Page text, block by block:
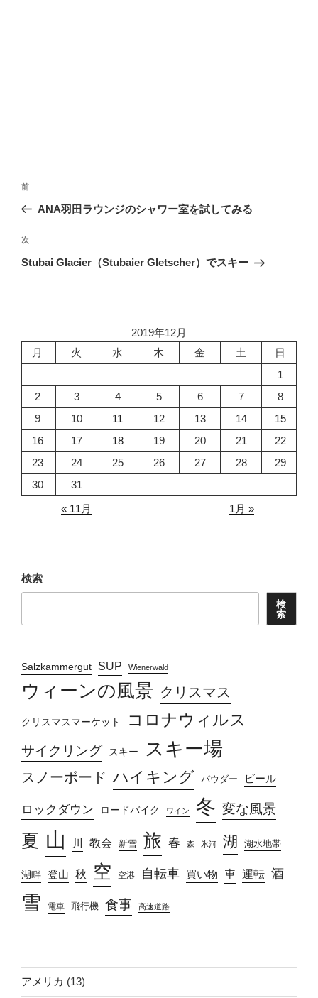
投
ナ
ビ
ゲ
ン
前
の
稿
前
ANA羽田ラウンジのシャワー室を試してみる
次
の
次
Stubai Glacier（Stubaier Gletscher）でスキー
2019年12月
月
火 水 木 金 土
日
1
2
3 4 5 6 7
8
9
10 11 12 13 14
15
16
17 18 19 20 21
22
23
24 25 26 27 28
29
30
31
« 11月
1月 »
検索
検
索
Salzkammergut SUP Wienerwald
ウィーンの風景 クリスマス
クリスマスマーケット コロナウィルス
サイクリング スキー スキー場
スノーボード ハイキング パウダー ビール
ロックダウン ロードバイク ワイン 冬 変な風景
夏 山 川 教会 新雪 旅 春 森 氷河 湖 湖水地帯
湖畔 登山 秋 空 空港 自転車 買い物 車 運転 酒
雪 電車 飛行機 食事 高速道路
アメリカ (13)